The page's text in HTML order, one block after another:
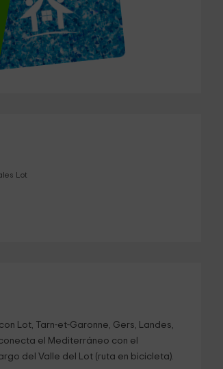
Lot
Lot, Tarn-et-Garonne, Gers, Landes,
el Mediterráneo con el
del Valle del Lot (ruta en bicicleta).